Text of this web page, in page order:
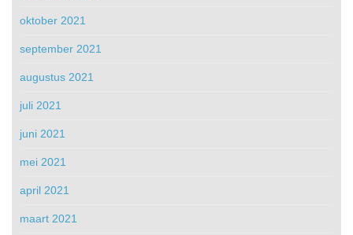
oktober 2021
september 2021
augustus 2021
juli 2021
juni 2021
mei 2021
april 2021
maart 2021